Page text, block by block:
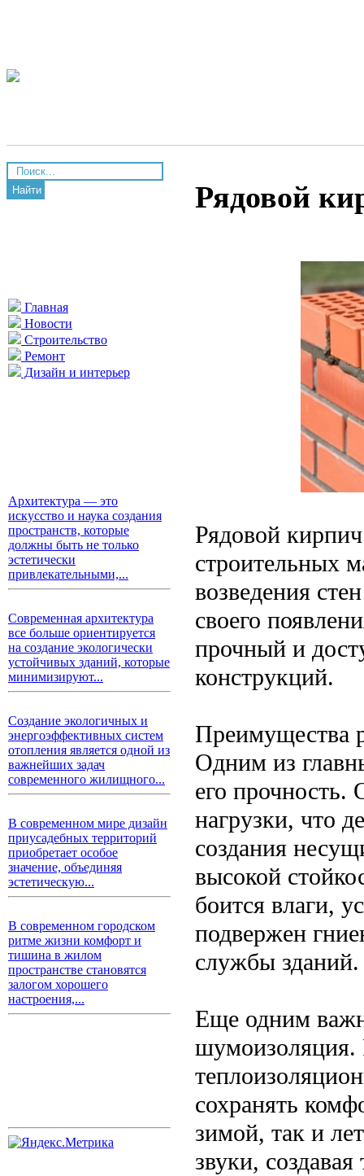
Найти
Главная
Новости
Строительство
Ремонт
Дизайн и интерьер
Архитектура — это
искусство и наука создания
пространств, которые
должны быть не только
эстетически
привлекательными,...
Современная архитектура
все больше ориентируется
на создание экологически
устойчивых зданий, которые
минимизируют...
Создание экологичных и
энергоэффективных систем
отопления является одной из
важнейших задач
современного жилищного...
В современном мире дизайн
приусадебных территорий
приобретает особое
значение, объединяя
эстетическую...
В современном городском
ритме жизни комфорт и
тишина в жилом
пространстве становятся
залогом хорошего
настроения,...
Рядовой
Рядовой
строительных
возведения
своего
прочный и
конструкций.
Преимущества
Одним из
его прочность.
нагрузки, что
создания
высокой
боится влаги,
подвержен
службы зданий.
Еще одним
шумоизоляция.
сохранять
зимой, так и
звуки,